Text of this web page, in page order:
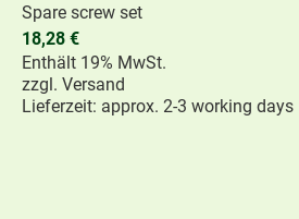
Spare screw set
18,28 €
Enthält 19% MwSt.
zzgl. Versand
Lieferzeit: approx. 2-3 working days